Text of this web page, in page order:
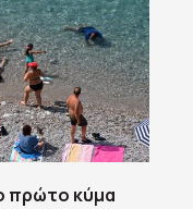
πρώτο κύμα